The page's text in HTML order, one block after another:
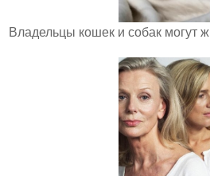
Владельцы кошек и собак могут